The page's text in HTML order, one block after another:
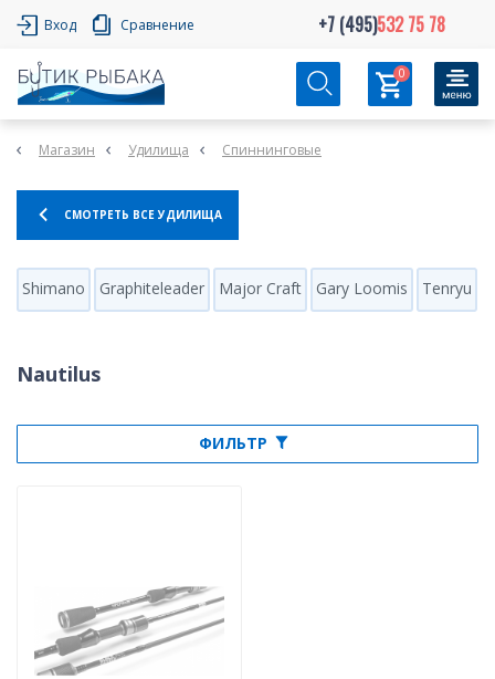
Вход Сравнение +7 (495)532 75 78
0
Магазин Удилища Спиннинговые
СМОТРЕТЬ ВСЕ УДИЛИЩА
Shimano Graphiteleader Major Craft Gary Loomis Tenryu
Nautilus
ФИЛЬТР